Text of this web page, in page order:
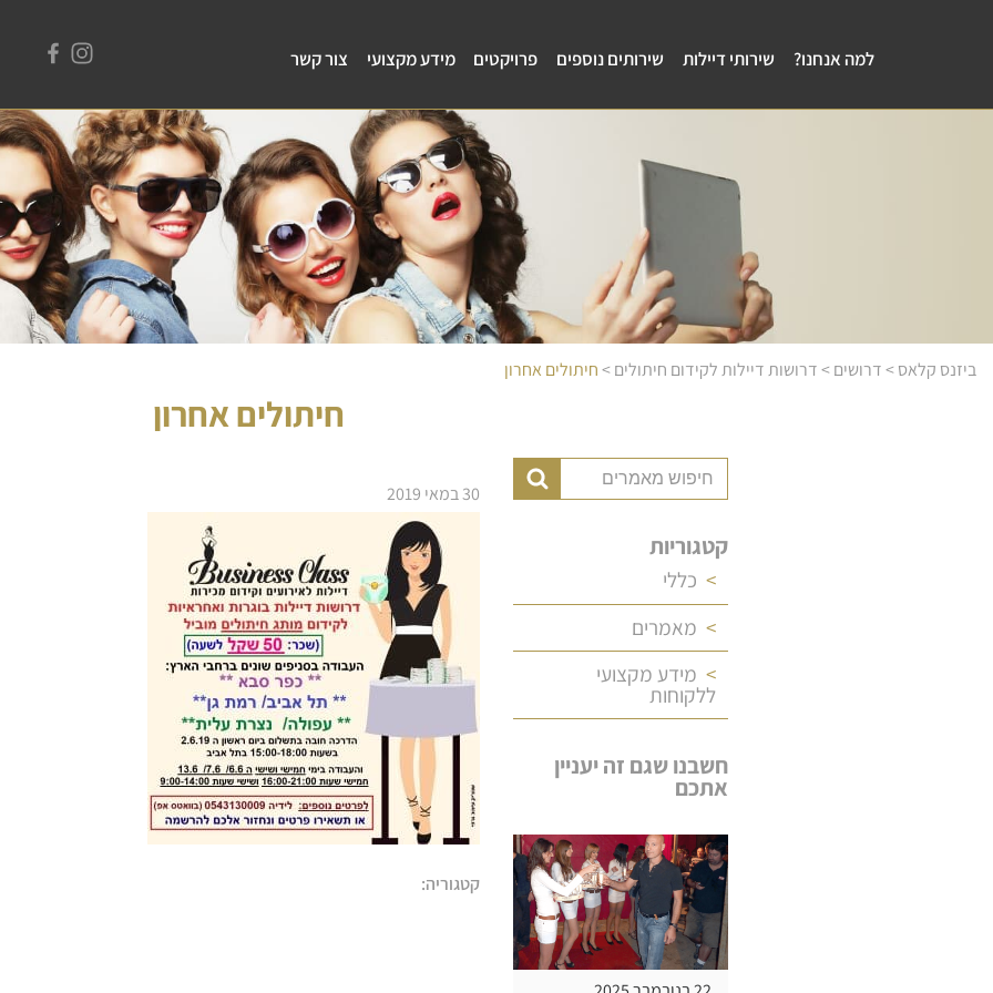
למה אנחנו? שירותי דיילות שירותים נוספים פרויקטים מידע מקצועי צור קשר
ביזנס קלאס>דרושים>דרושות דיילות לקידום חיתולים>חיתולים אחרון
חיתולים אחרון
קטגוריות
כללי
מאמרים
מידע מקצועי
ללקוחות
חשבנו שגם זה יעניין
אתכם
30 במאי 2019
קטגוריה: